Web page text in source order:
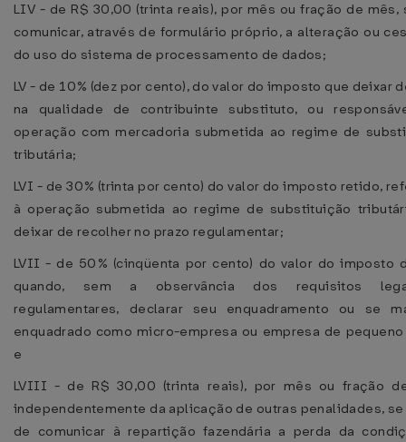
LIV - de R$ 30,00 (trinta reais), por mês ou fração de mês,
comunicar, através de formulário próprio, a alteração ou
do uso do sistema de processamento de dados;
LV - de 10% (dez por cento), do valor do imposto que deixar
na qualidade de contribuinte substituto, ou
operação com mercadoria submetida ao regime de
tributária;
LVI - de 30% (trinta por cento) do valor do imposto retido,
à operação submetida ao regime de substituição
deixar de recolher no prazo regulamentar;
LVII - de 50% (cinqüenta por cento) do valor do imposto
quando, sem a observância dos requisitos
regulamentares, declarar seu enquadramento ou se
enquadrado como micro-empresa ou empresa de
e
LVIII - de R$ 30,00 (trinta reais), por mês ou fração
independentemente da aplicação de outras penalidades,
de comunicar à repartição fazendária a perda da